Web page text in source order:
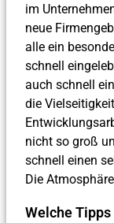
im
neue
alle ein
schnell
auch schnell
die
nicht so groß
schnell einen
Die
Welche